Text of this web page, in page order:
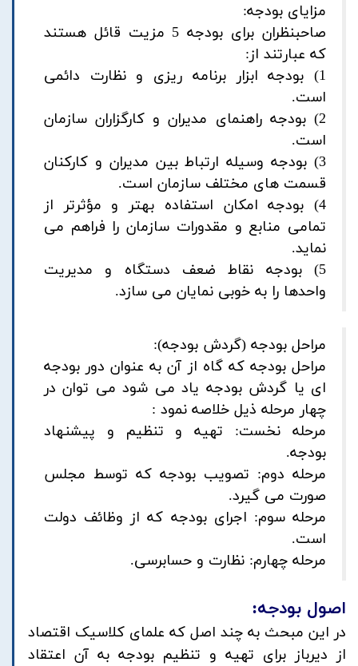
مزایای بودجه:
صاحبنظران برای بودجه 5 مزیت قائل هستند
که عبارتند از:
1) بودجه ابزار برنامه ریزی و نظارت دائمی
است.
2) بودجه راهنمای مدیران و کارگزاران سازمان
است.
3) بودجه وسیله ارتباط بین مدیران و کارکنان
قسمت های مختلف سازمان است.
4) بودجه امکان استفاده بهتر و مؤثرتر از
تمامی منابع و مقدورات سازمان را فراهم می
نماید.
5) بودجه نقاط ضعف دستگاه و مدیریت
واحدها را به خوبی نمایان می سازد.
مراحل بودجه (گردش بودجه):
مراحل بودجه که گاه از آن به عنوان دور بودجه
ای یا گردش بودجه یاد می شود می توان در
چهار مرحله ذیل خلاصه نمود :
مرحله نخست: تهیه و تنظیم و پیشنهاد
بودجه.
مرحله دوم: تصویب بودجه که توسط مجلس
صورت می گیرد.
مرحله سوم: اجرای بودجه که از وظائف دولت
است.
مرحله چهارم: نظارت و حسابرسی.
اصول بودجه:
در این مبحث به چند اصل که علمای کلاسیک اقتصاد
از دیرباز برای تهیه و تنظیم بودجه به آن اعتقاد